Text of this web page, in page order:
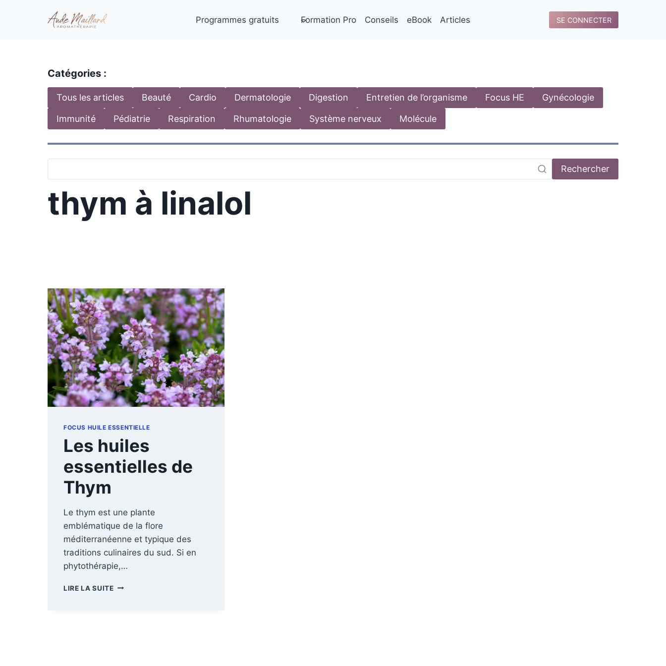
Programmes gratuits Formation Pro Conseils eBook Articles SE CONNECTER
Catégories :
Tous les articles Beauté Cardio Dermatologie Digestion Entretien de l’organisme Focus HE Gynécologie
Immunité Pédiatrie Respiration Rhumatologie Système nerveux Molécule
Rechercher
thym à linalol
FOCUS HUILE ESSENTIELLE
Les huiles
essentielles de
Thym
Le thym est une plante
emblématique de la flore
méditerranéenne et typique des
traditions culinaires du sud. Si en
phytothérapie,…
LIRE LA SUITELES